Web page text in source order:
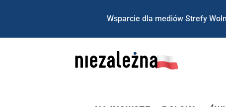
Wsparcie dla mediów Strefy